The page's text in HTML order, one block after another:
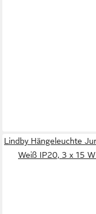
Lindby Hängeleuchte
Weiß IP20, 3 x 15